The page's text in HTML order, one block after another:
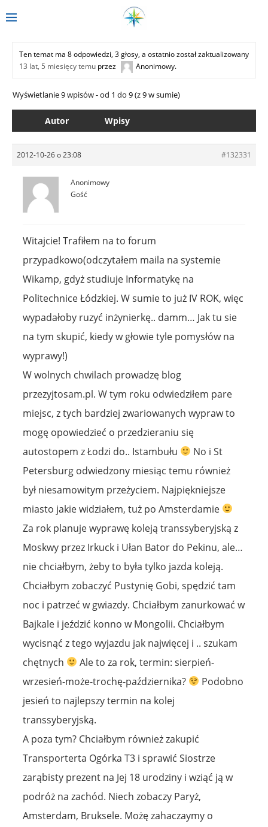
Ten temat ma 8 odpowiedzi, 3 głosy, a ostatnio został zaktualizowany
13 lat, 5 miesięcy temu przez Anonimowy.
Wyświetlanie 9 wpisów - od 1 do 9 (z 9 w sumie)
Autor Wpisy
2012-10-26 o 23:08 #132331
Anonimowy
Gość
Witajcie! Trafiłem na to forum
przypadkowo(odczytałem maila na systemie
Wikamp, gdyż studiuje Informatykę na
Politechnice Łódzkiej. W sumie to już IV ROK, więc
wypadałoby ruzyć inżynierkę.. damm… Jak tu sie
na tym skupić, kiedy w głowie tyle pomysłów na
wyprawy!)
W wolnych chwilach prowadzę blog
przezyjtosam.pl. W tym roku odwiedziłem pare
miejsc, z tych bardziej zwariowanych wypraw to
mogę opowiedzieć o przedzieraniu się
autostopem z Łodzi do.. Istambułu
No i St
Petersburg odwiedzony miesiąc temu również
był niesamowitym przeżyciem. Najpiękniejsze
miasto jakie widziałem, tuż po Amsterdamie
Za rok planuje wyprawę koleją transsyberyjską z
Moskwy przez Irkuck i Ułan Bator do Pekinu, ale…
nie chciałbym, żeby to była tylko jazda koleją.
Chciałbym zobaczyć Pustynię Gobi, spędzić tam
noc i patrzeć w gwiazdy. Chciałbym zanurkować w
Bajkale i jeździć konno w Mongolii. Chciałbym
wycisnąć z tego wyjazdu jak najwięcej i .. szukam
chętnych
Ale to za rok, termin: sierpień-
wrzesień-może-trochę-października?
Podobno
jesień to najlepszy termin na kolej
transsyberyjską.
A poza tym? Chciałbym również zakupić
Transporterta Ogórka T3 i sprawić Siostrze
zarąbisty prezent na Jej 18 urodziny i wziąć ją w
podróż na zachód. Niech zobaczy Paryż,
Amsterdam, Bruksele. Możę zahaczaymy o